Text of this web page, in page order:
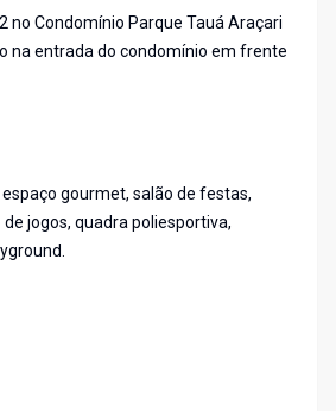
no Condomínio Parque Tauá Araçari
na entrada do condomínio em frente
gourmet, salão de festas,
jogos, quadra poliesportiva,